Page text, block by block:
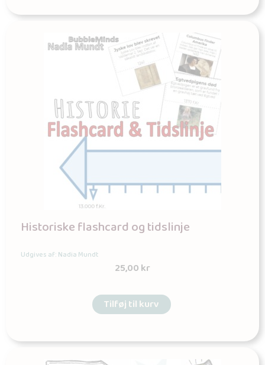
Historiske flashcard og tidslinje
Udgives af: Nadia Mundt
25,00kr
Tilføj til kurv